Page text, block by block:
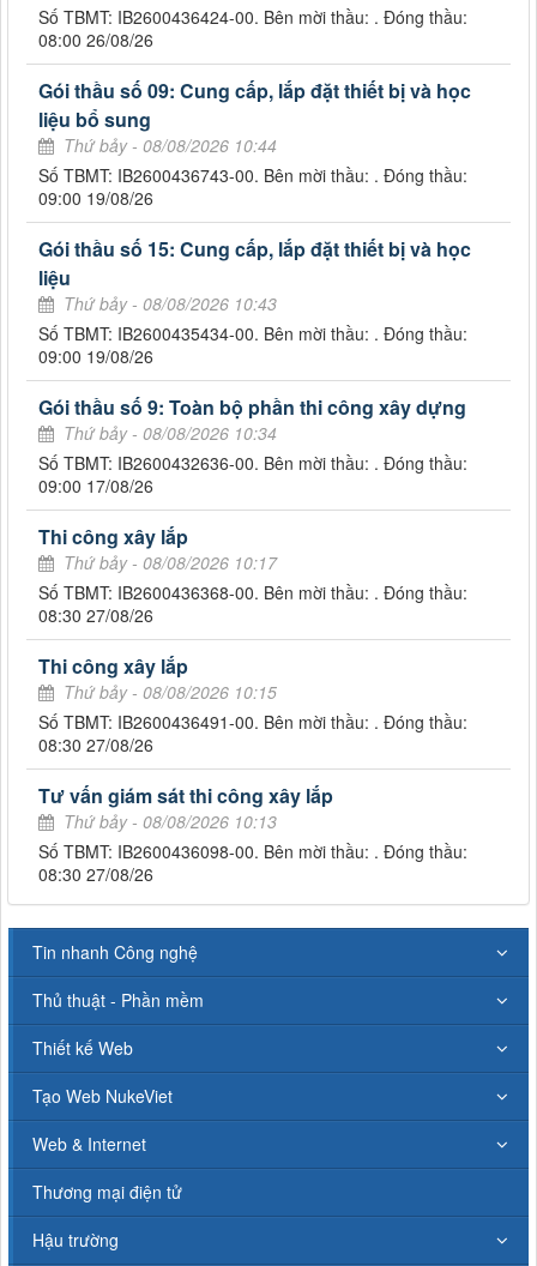
Số TBMT: IB2600436424-00. Bên mời thầu: . Đóng thầu:
08:00 26/08/26
Gói thầu số 09: Cung cấp, lắp đặt thiết bị và học
liệu bổ sung
Thứ bảy - 08/08/2026 10:44
Số TBMT: IB2600436743-00. Bên mời thầu: . Đóng thầu:
09:00 19/08/26
Gói thầu số 15: Cung cấp, lắp đặt thiết bị và học
liệu
Thứ bảy - 08/08/2026 10:43
Số TBMT: IB2600435434-00. Bên mời thầu: . Đóng thầu:
09:00 19/08/26
Gói thầu số 9: Toàn bộ phần thi công xây dựng
Thứ bảy - 08/08/2026 10:34
Số TBMT: IB2600432636-00. Bên mời thầu: . Đóng thầu:
09:00 17/08/26
Thi công xây lắp
Thứ bảy - 08/08/2026 10:17
Số TBMT: IB2600436368-00. Bên mời thầu: . Đóng thầu:
08:30 27/08/26
Thi công xây lắp
Thứ bảy - 08/08/2026 10:15
Số TBMT: IB2600436491-00. Bên mời thầu: . Đóng thầu:
08:30 27/08/26
Tư vấn giám sát thi công xây lắp
Thứ bảy - 08/08/2026 10:13
Số TBMT: IB2600436098-00. Bên mời thầu: . Đóng thầu:
08:30 27/08/26
Tin nhanh Công nghệ
Thủ thuật - Phần mềm
Thiết kế Web
Tạo Web NukeViet
Web & Internet
Thương mại điện tử
Hậu trường